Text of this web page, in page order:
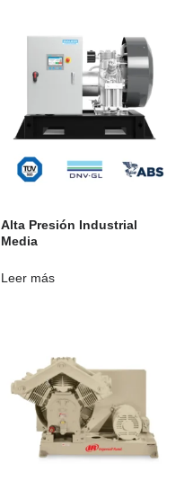
Alta Presión Industrial
Media
Leer más